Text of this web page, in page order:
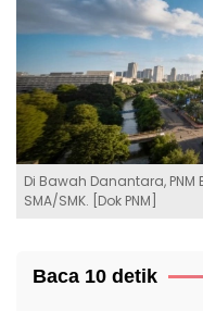
Di Bawah Danantara,
SMA/SMK. [Dok PNM]
Baca 10 detik